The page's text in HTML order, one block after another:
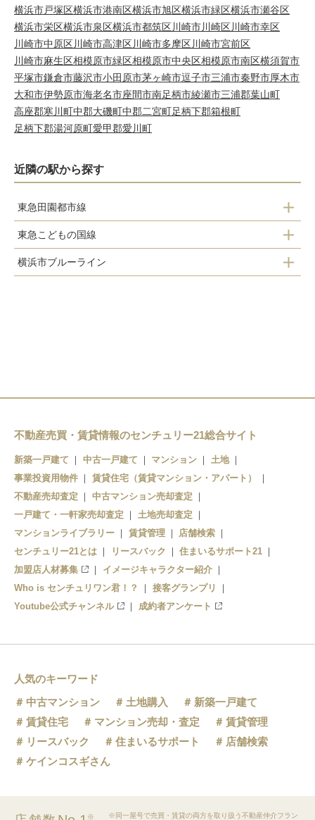
横浜市戸塚区横浜市港南区横浜市旭区横浜市緑区横浜市瀬谷区
横浜市栄区横浜市泉区横浜市都筑区川崎市川崎区川崎市幸区
川崎市中原区川崎市高津区川崎市多摩区川崎市宮前区
川崎市麻生区相模原市緑区相模原市中央区相模原市南区横須賀市
平塚市鎌倉市藤沢市小田原市茅ヶ崎市逗子市三浦市秦野市厚木市
大和市伊勢原市海老名市座間市南足柄市綾瀬市三浦郡葉山町
高座郡寒川町中郡大磯町中郡二宮町足柄下郡箱根町
足柄下郡湯河原町愛甲郡愛川町
近隣の駅から探す
東急田園都市線
たまプラーザ駅
あざみ野駅
東急こどもの国線
恩田駅
横浜市ブルーライン
不動産売買・賃貸情報のセンチュリー21総合サイト
新築一戸建て 中古一戸建て マンション
土地
事業投資用物件
賃貸住宅（賃貸マンション・アパート）
不動産売却査定
中古マンション売却査定
一戸建て・一軒家売却査定
土地売却査定
マンションライブラリー
賃貸管理
店舗検索
センチュリー21とは
リースバック
住まいるサポート21
加盟店人材募集
イメージキャラクター紹介
Who is センチュリワン君！？
接客グランプリ
Youtube公式チャンネル
成約者アンケート
人気のキーワード
中古マンション
土地購入
新築一戸建て
賃貸住宅
マンション売却・査定
賃貸管理
リースバック
住まいるサポート
店舗検索
ケインコスギさん
※ ※同一屋号で売買・賃貸の両方を取り扱う不動産仲介フラン